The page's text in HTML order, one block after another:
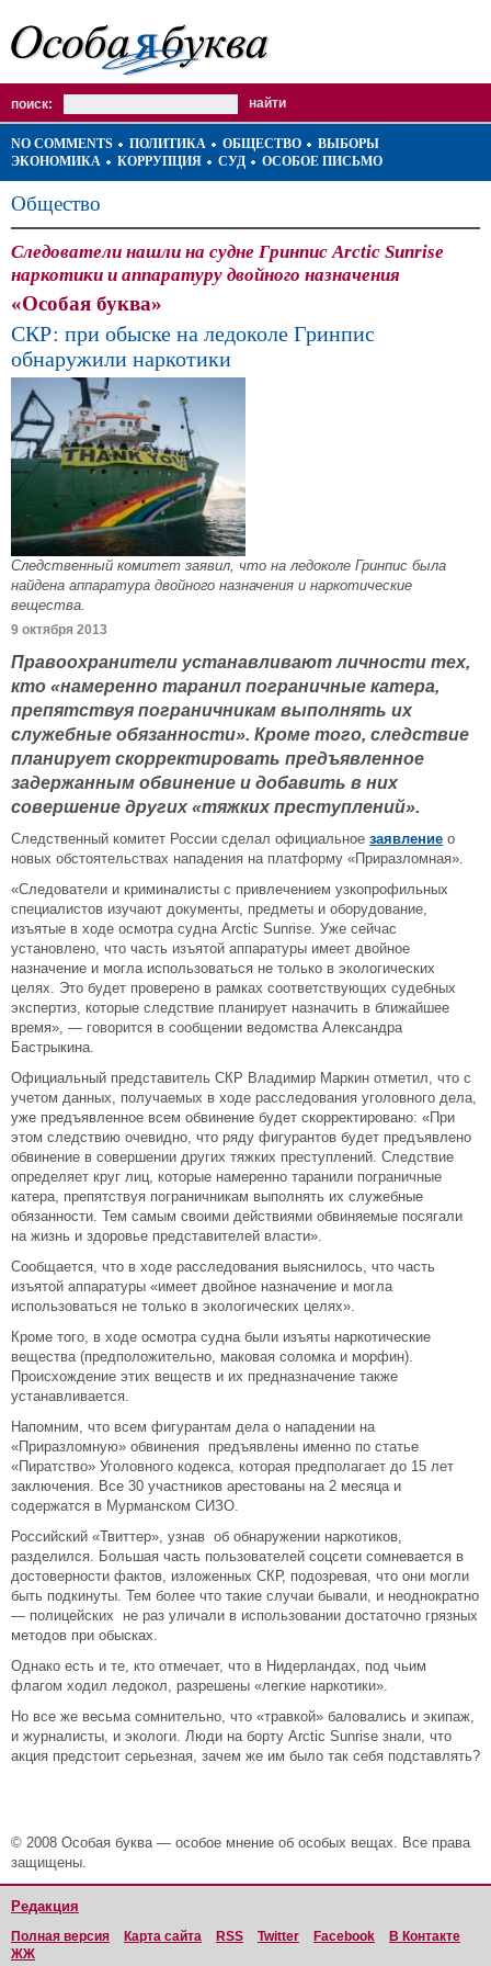
поиск:
NO COMMENTS ПОЛИТИКА ОБЩЕСТВО
ВЫБОРЫ
ЭКОНОМИКА
КОРРУПЦИЯ СУД ОСОБОЕ ПИСЬМО
Общество
Следователи нашли на судне Гринпис Arctic Sunrise
наркотики и аппаратуру двойного назначения
«Особая буква»
СКР: при обыске на ледоколе Гринпис
обнаружили наркотики
Следственный комитет заявил, что на ледоколе Гринпис была
найдена аппаратура двойного назначения и наркотические
вещества.
9 октября 2013
Правоохранители устанавливают личности тех,
кто «намеренно таранил пограничные катера,
препятствуя пограничникам выполнять их
служебные обязанности». Кроме того, следствие
планирует скорректировать предъявленное
задержанным обвинение и добавить в них
совершение других «тяжких преступлений».
Следственный комитет России сделал официальное заявление о
новых обстоятельствах нападения на платформу «Приразломная».
«Следователи и криминалисты с привлечением узкопрофильных
специалистов изучают документы, предметы и оборудование,
изъятые в ходе осмотра судна Arctic Sunrise. Уже сейчас
установлено, что часть изъятой аппаратуры имеет двойное
назначение и могла использоваться не только в экологических
целях. Это будет проверено в рамках соответствующих судебных
экспертиз, которые следствие планирует назначить в ближайшее
время», — говорится в сообщении ведомства Александра
Бастрыкина.
Официальный представитель СКР Владимир Маркин отметил, что с
учетом данных, получаемых в ходе расследования уголовного дела,
уже предъявленное всем обвинение будет скорректировано: «При
этом следствию очевидно, что ряду фигурантов будет предъявлено
обвинение в совершении других тяжких преступлений. Следствие
определяет круг лиц, которые намеренно таранили пограничные
катера, препятствуя пограничникам выполнять их служебные
обязанности. Тем самым своими действиями обвиняемые посягали
на жизнь и здоровье представителей власти».
Сообщается, что в ходе расследования выяснилось, что часть
изъятой аппаратуры «имеет двойное назначение и могла
использоваться не только в экологических целях».
Кроме того, в ходе осмотра судна были изъяты наркотические
вещества (предположительно, маковая соломка и морфин).
Происхождение этих веществ и их предназначение также
устанавливается.
Напомним, что всем фигурантам дела о нападении на
«Приразломную» обвинения предъявлены именно по статье
«Пиратство» Уголовного кодекса, которая предполагает до 15 лет
заключения. Все 30 участников арестованы на 2 месяца и
содержатся в Мурманском СИЗО.
Российский «Твиттер», узнав об обнаружении наркотиков,
разделился. Большая часть пользователей соцсети сомневается в
достоверности фактов, изложенных СКР, подозревая, что они могли
быть подкинуты. Тем более что такие случаи бывали, и неоднократно
— полицейских не раз уличали в использовании достаточно грязных
методов при обысках.
Однако есть и те, кто отмечает, что в Нидерландах, под чьим
флагом ходил ледокол, разрешены «легкие наркотики».
Но все же весьма сомнительно, что «травкой» баловались и экипаж,
и журналисты, и экологи. Люди на борту Arctic Sunrise знали, что
акция предстоит серьезная, зачем же им было так себя подставлять?
© 2008 Особая буква — особое мнение об особых вещах. Все права
защищены.
Редакция
Полная версия Карта сайта RSS Twitter Facebook
В Контакте
ЖЖ